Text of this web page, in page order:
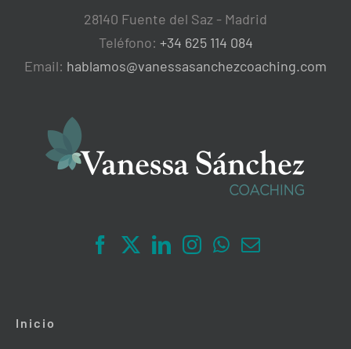
28140 Fuente del Saz - Madrid
Teléfono: +34 625 114 084
Email: hablamos@vanessasanchezcoaching.com
Inicio